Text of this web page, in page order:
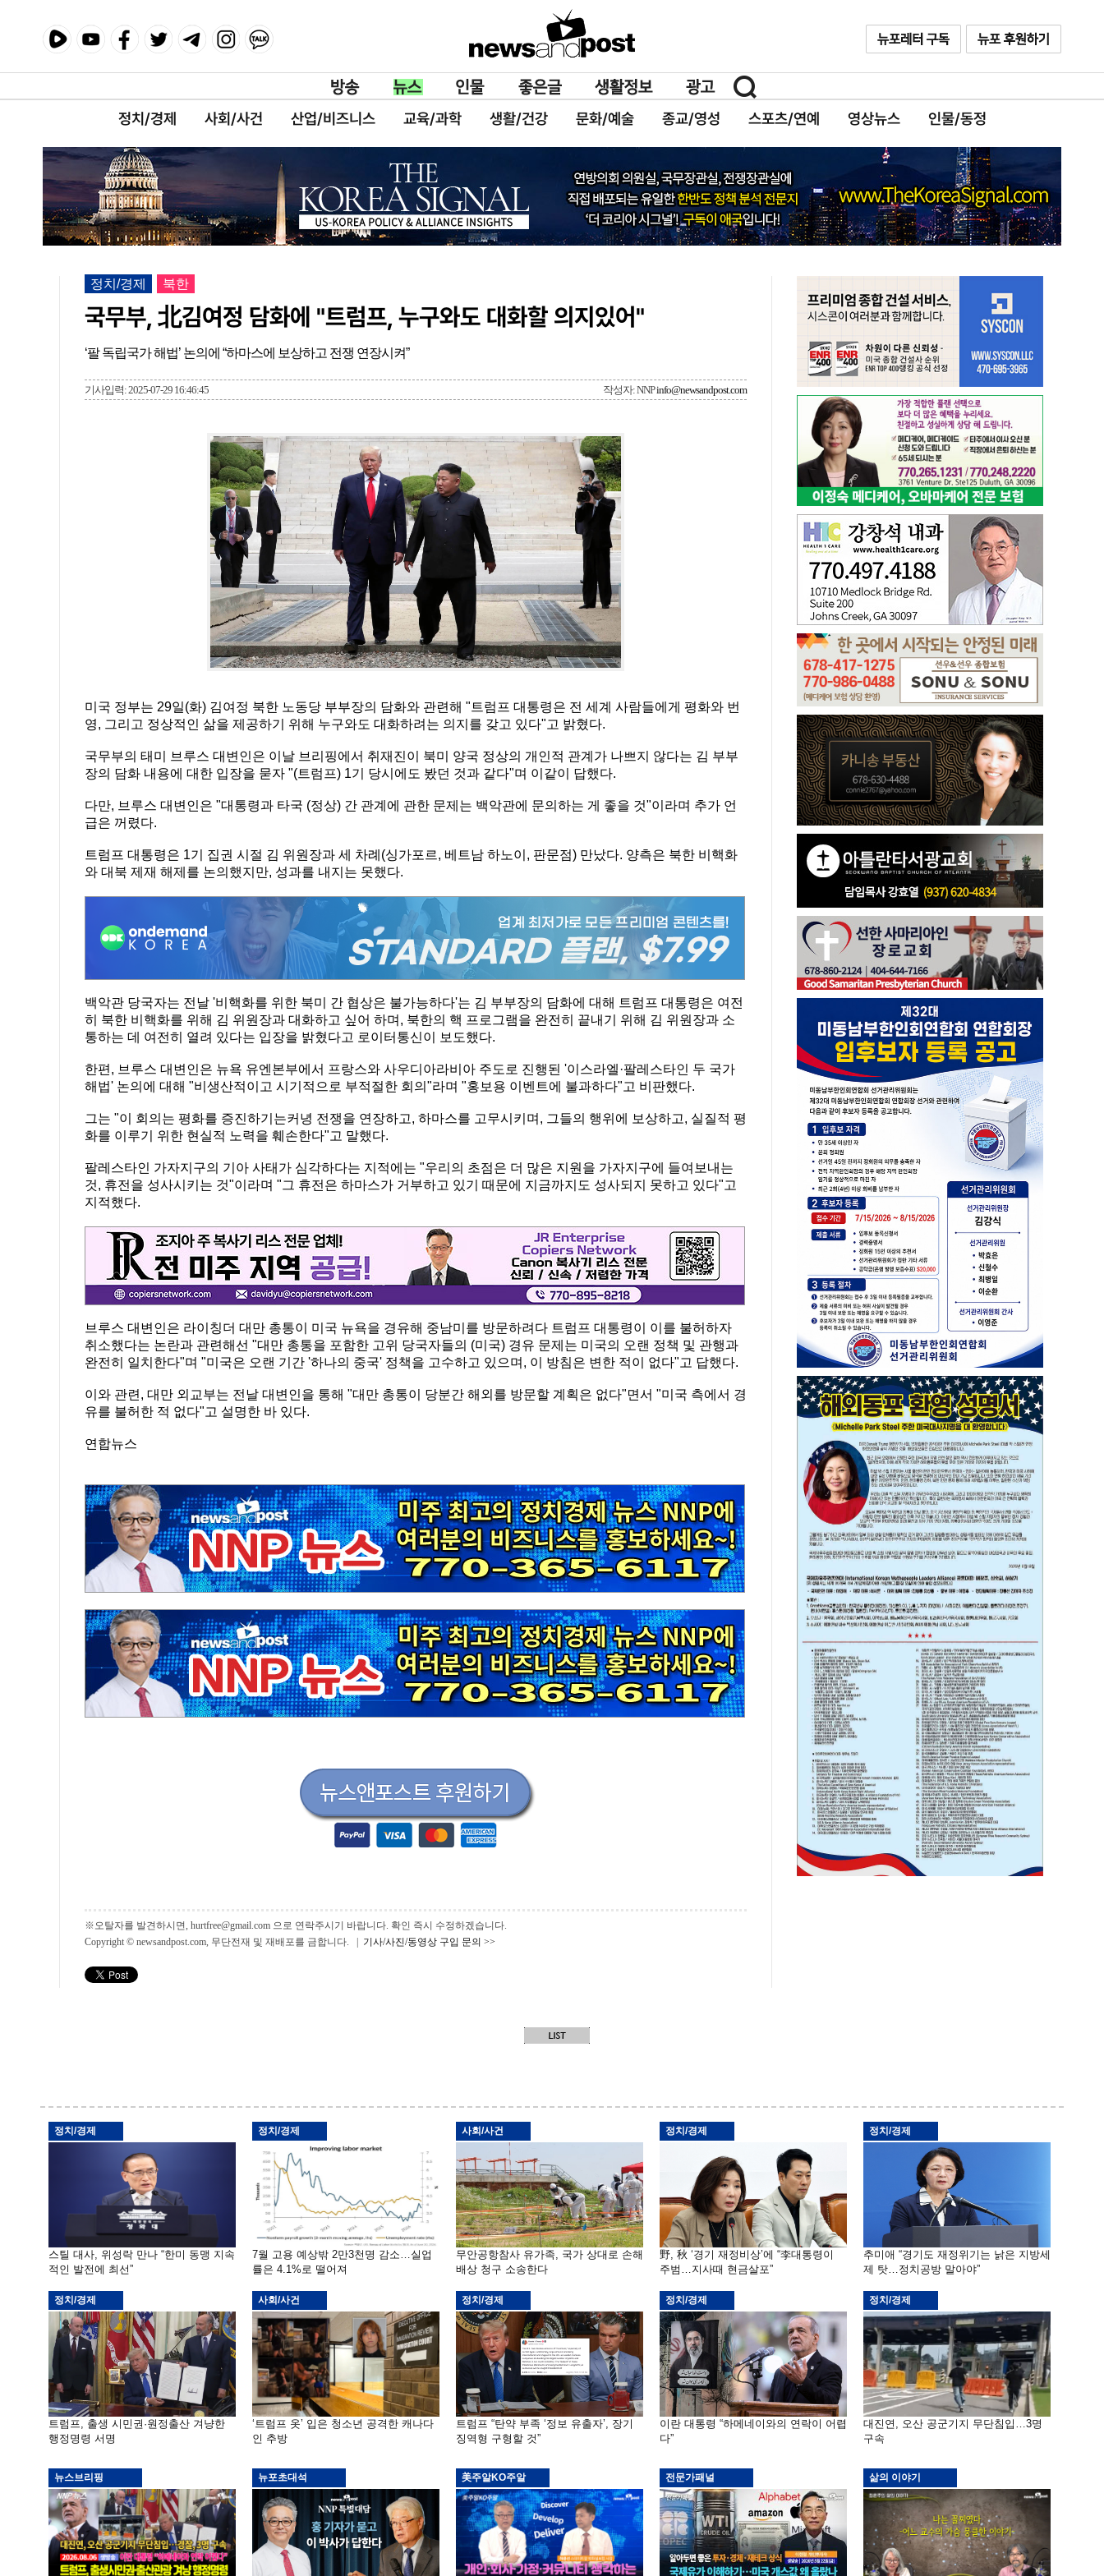
정치/경제 사회/사건 산업/비즈니스 교육/과학 생활/건강 문화/예술 종교/영성 스포츠/연예 영상뉴스 인물/동정
정치/경제 북한
국무부, 北김여정 담화에 "트럼프, 누구와도 대화할 의지있어"
‘팔 독립국가 해법’ 논의에 “하마스에 보상하고 전쟁 연장시켜”
기사입력: 2025-07-29 16:46:45 작성자: NNPinfo@newsandpost.com
미국 정부는 29일(화) 김여정 북한 노동당 부부장의 담화와 관련해 "트럼프 대통령은 전 세계 사람들에게 평화와 번
영, 그리고 정상적인 삶을 제공하기 위해 누구와도 대화하려는 의지를 갖고 있다"고 밝혔다.
국무부의 태미 브루스 대변인은 이날 브리핑에서 취재진이 북미 양국 정상의 개인적 관계가 나쁘지 않다는 김 부부
장의 담화 내용에 대한 입장을 묻자 "(트럼프) 1기 당시에도 봤던 것과 같다"며 이같이 답했다.
다만, 브루스 대변인은 "대통령과 타국 (정상) 간 관계에 관한 문제는 백악관에 문의하는 게 좋을 것"이라며 추가 언
급은 꺼렸다.
트럼프 대통령은 1기 집권 시절 김 위원장과 세 차례(싱가포르, 베트남 하노이, 판문점) 만났다. 양측은 북한 비핵화
와 대북 제재 해제를 논의했지만, 성과를 내지는 못했다.
백악관 당국자는 전날 '비핵화를 위한 북미 간 협상은 불가능하다'는 김 부부장의 담화에 대해 트럼프 대통령은 여전
히 북한 비핵화를 위해 김 위원장과 대화하고 싶어 하며, 북한의 핵 프로그램을 완전히 끝내기 위해 김 위원장과 소
통하는 데 여전히 열려 있다는 입장을 밝혔다고 로이터통신이 보도했다.
한편, 브루스 대변인은 뉴욕 유엔본부에서 프랑스와 사우디아라비아 주도로 진행된 '이스라엘·팔레스타인 두 국가
해법' 논의에 대해 "비생산적이고 시기적으로 부적절한 회의"라며 "홍보용 이벤트에 불과하다"고 비판했다.
그는 "이 회의는 평화를 증진하기는커녕 전쟁을 연장하고, 하마스를 고무시키며, 그들의 행위에 보상하고, 실질적 평
화를 이루기 위한 현실적 노력을 훼손한다"고 말했다.
팔레스타인 가자지구의 기아 사태가 심각하다는 지적에는 "우리의 초점은 더 많은 지원을 가자지구에 들여보내는
것, 휴전을 성사시키는 것"이라며 "그 휴전은 하마스가 거부하고 있기 때문에 지금까지도 성사되지 못하고 있다"고
지적했다.
브루스 대변인은 라이칭더 대만 총통이 미국 뉴욕을 경유해 중남미를 방문하려다 트럼프 대통령이 이를 불허하자
취소했다는 논란과 관련해선 "대만 총통을 포함한 고위 당국자들의 (미국) 경유 문제는 미국의 오랜 정책 및 관행과
완전히 일치한다"며 "미국은 오랜 기간 '하나의 중국' 정책을 고수하고 있으며, 이 방침은 변한 적이 없다"고 답했다.
이와 관련, 대만 외교부는 전날 대변인을 통해 "대만 총통이 당분간 해외를 방문할 계획은 없다"면서 "미국 측에서 경
유를 불허한 적 없다"고 설명한 바 있다.
연합뉴스
※오탈자를 발견하시면, hurtfree@gmail.com 으로 연락주시기 바랍니다. 확인 즉시 수정하겠습니다.
Copyright © newsandpost.com, 무단전재 및 재배포를 금합니다. | 기사/사진/동영상 구입 문의 >>
정치/경제
스틸 대사, 위성락 만나 “한미 동맹 지속
적인 발전에 최선”
정치/경제
7월 고용 예상밖 2만3천명 감소…실업
률은 4.1%로 떨어져
사회/사건
무안공항참사 유가족, 국가 상대로 손해
배상 청구 소송한다
정치/경제
野, 秋 ‘경기 재정비상’에 “李대통령이
주범…지사때 현금살포”
정치/경제
추미애 “경기도 재정위기는 낡은 지방세
제 탓…정치공방 말아야”
정치/경제
트럼프, 출생 시민권·원정출산 겨냥한
행정명령 서명
사회/사건
‘트럼프 옷’ 입은 청소년 공격한 캐나다
인 추방
정치/경제
트럼프 “탄약 부족 ‘정보 유출자’, 장기
징역형 구형할 것”
정치/경제
이란 대통령 “하메네이와의 연락이 어렵
다”
정치/경제
대진연, 오산 공군기지 무단침입…3명
구속
뉴스브리핑 뉴포초대석 美주알KO주알 전문가패널 삶의 이야기